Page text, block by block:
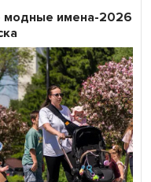
модные имена-2026